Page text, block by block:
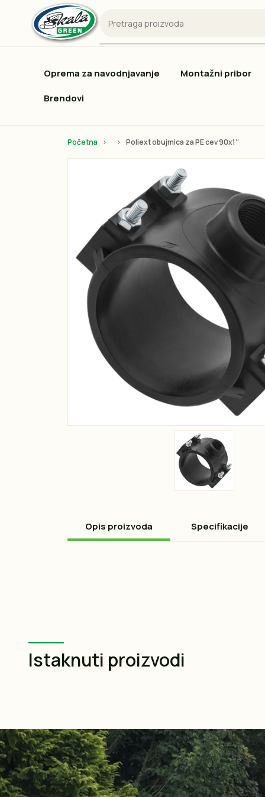
Oprema za navodnjavanje
Montažni pribor
Brendovi
Početna Poliext obujmica za PE cev 90x1″
Opis proizvoda Specifikacije
Istaknuti proizvodi